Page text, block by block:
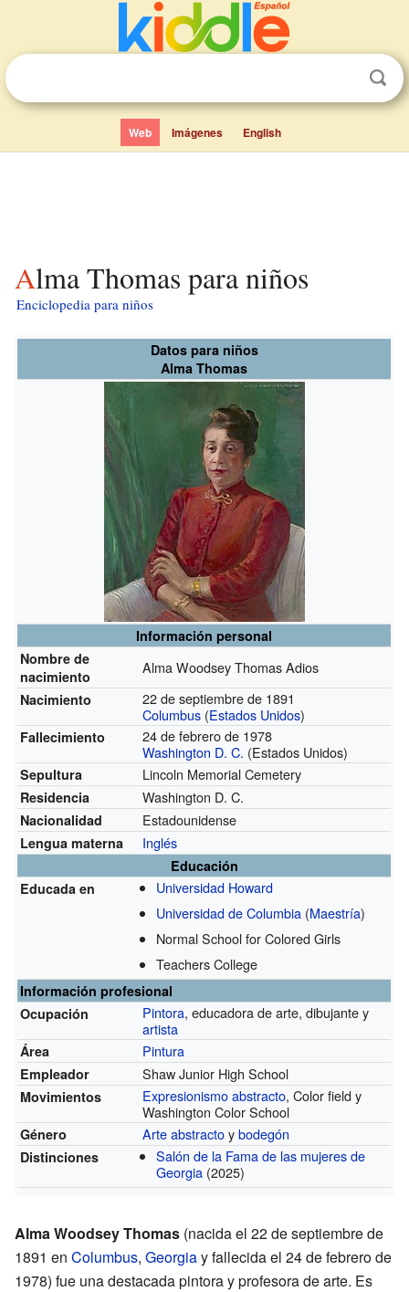
Web Imágenes English
Alma Thomas para niños
Enciclopedia para niños
Datos para niños
Alma Thomas
Información personal
Nombre de
nacimiento
Alma Woodsey Thomas Adios
Nacimiento
22 de septiembre de 1891
Columbus (Estados Unidos)
Fallecimiento
24 de febrero de 1978
Washington D. C. (Estados Unidos)
Sepultura Lincoln Memorial Cemetery
Residencia Washington D. C.
Nacionalidad Estadounidense
Lengua materna Inglés
Educación
Educada en
Universidad Howard
Universidad de Columbia (Maestría)
Normal School for Colored Girls
Teachers College
Información profesional
Ocupación
Pintora, educadora de arte, dibujante y
artista
Área Pintura
Empleador Shaw Junior High School
Movimientos Expresionismo abstracto, Color field y
Washington Color School
Género Arte abstractoybodegón
Distinciones
Salón de la Fama de las mujeres de
Georgia (2025)
Alma Woodsey Thomas (nacida el 22 de septiembre de
1891 en Columbus, Georgiay fallecida el 24 de febrero de
1978) fue una destacada pintora y profesora de arte. Es